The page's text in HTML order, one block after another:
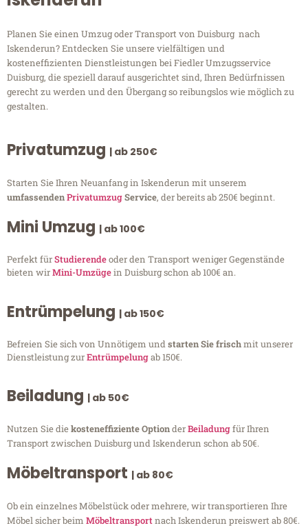
Planen Sie einen Umzug oder Transport von Duisburg nach
Iskenderun? Entdecken Sie unsere vielfältigen und
kosteneffizienten Dienstleistungen bei Fiedler Umzugsservice
Duisburg, die speziell darauf ausgerichtet sind, Ihren Bedürfnissen
gerecht zu werden und den Übergang so reibungslos wie möglich zu
gestalten.
Privatumzug | ab 250€
Starten Sie Ihren Neuanfang in Iskenderun mit unserem
umfassendenPrivatumzugService, der bereits ab 250€ beginnt.
Mini Umzug | ab 100€
Perfekt fürStudierendeoder den Transport weniger Gegenstände
bieten wirMini-Umzügein Duisburg schon ab 100€ an.
Entrümpelung | ab 150€
Befreien Sie sich von Unnötigem undstarten Sie frischmit unserer
Dienstleistung zurEntrümpelungab 150€.
Beiladung | ab 50€
Nutzen Sie diekosteneffiziente OptionderBeiladungfür Ihren
Transport zwischen Duisburg und Iskenderun schon ab 50€.
Möbeltransport | ab 80€
Ob ein einzelnes Möbelstück oder mehrere, wir transportieren Ihre
Möbel sicher beim Möbeltransportnach Iskenderun preiswert ab 80€.